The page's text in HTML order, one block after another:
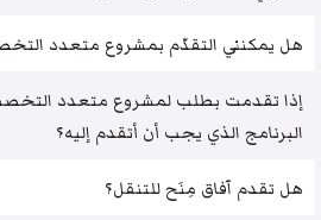
هل يمكنني التقدّم بمشروع متعدد
إذا تقدمت بطلب لمشروع متعدد
البرنامج الذي يجب أن أتقدم إليه؟
هل تقدم آفاق مِنَح للتنقل؟